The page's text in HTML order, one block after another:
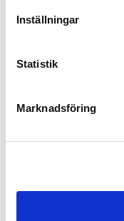
Inställningar
Statistik
Marknadsföring
produktblad, ritningar,
Täckprofil
ARTIKEL: 125376